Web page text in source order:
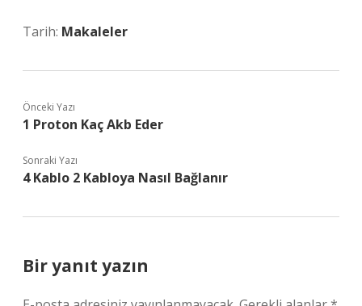
Tarih: Makaleler
Önceki Yazı
1 Proton Kaç Akb Eder
Sonraki Yazı
4 Kablo 2 Kabloya Nasıl Bağlanır
Bir yanıt yazın